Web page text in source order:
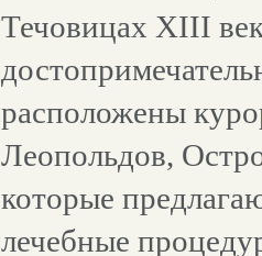
Течовицах XIII
расположены
Леопольдов,
которые
лечебные